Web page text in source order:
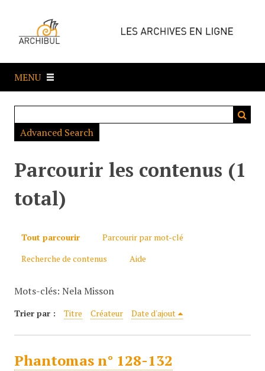
e
a
MENU
Advanced Search
Parcourir les contenus (1
total)
Tout parcourir
Parcourir par mot-clé
Recherche de contenus
Aide
Mots-clés: Nela Misson
Trier par : Titre Créateur Date d'ajout
Phantomas n° 128-132